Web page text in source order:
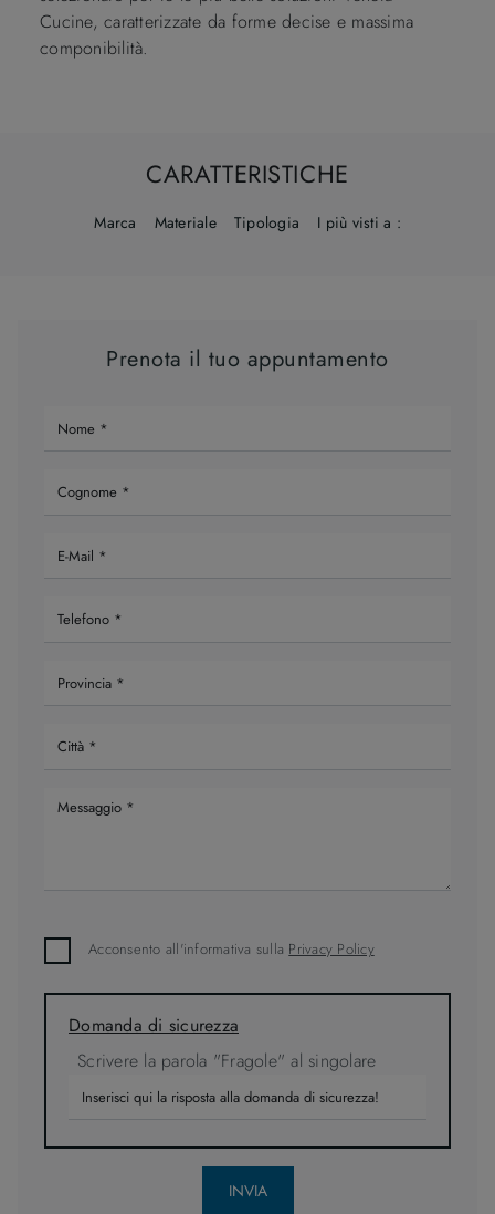
Cucine, caratterizzate da forme decise e massima
componibilità.
CARATTERISTICHE
Marca Materiale Tipologia I più visti a :
Prenota il tuo appuntamento
Acconsento all'informativa sulla Privacy Policy
Domanda di sicurezza
Scrivere la parola "Fragole" al singolare
INVIA